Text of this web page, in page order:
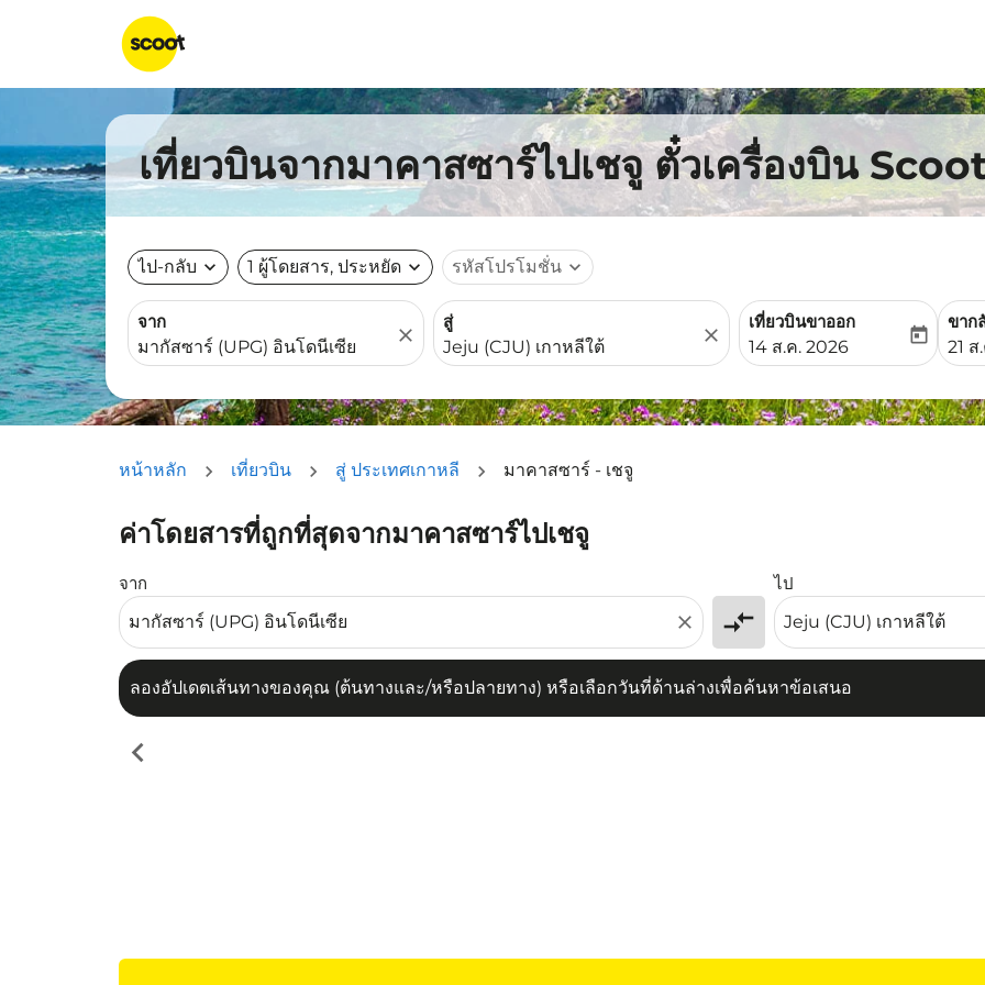
เที่ยวบินจากมาคาสซาร์ไปเชจู ตั๋วเครื่องบิน
ไป-กลับ expand_more 1 ผู้โดยสาร, ประหยัด expand_more รหัสโปรโมชั่น expand_more
จาก
close
สู่
close
เที่ยวบินขาออก
fc-booking-departure-
14 ส.ค. 2026
today
ขาก
fc-
21
หน้าหลัก เที่ยวบิน สู่ ประเทศเกาหลี มาคาสซาร์ - เชจู
ค่าโดยสารที่ถูกที่สุดจากมาคาสซาร์ไปเชจู
จาก
close compare_arrows
ไป
ลองอัปเดตเส้นทางของคุณ (ต้นทางและ/หรือปลายทาง) หรือเลือกวันที่ด้านล่างเพื่อค้นหาข้อเสนอ
ลองอัปเดตเส้นทางของคุณ (ต้นทางและ/หรือปลายทาง) หรือเลือกวันที่ด้านล่างเพื่อค้นหาข้อเสนอ
chevron_left